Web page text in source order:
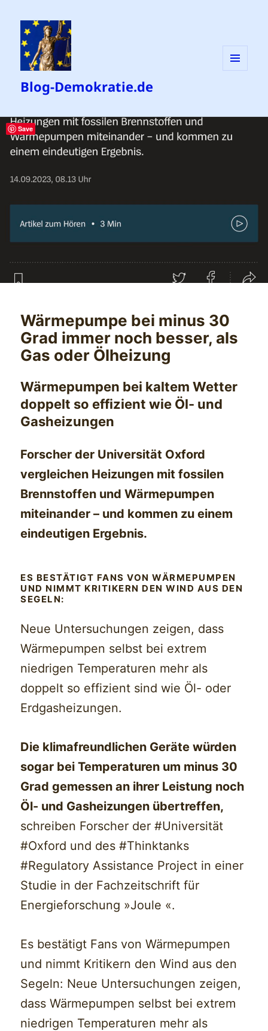
Blog-Demokratie.de
Wärmepumpe bei minus 30
Grad immer noch besser, als
Gas oder Ölheizung
Wärmepumpen bei kaltem Wetter
doppelt so effizient wie Öl- und
Gasheizungen
Forscher der Universität Oxford
vergleichen Heizungen mit fossilen
Brennstoffen und Wärmepumpen
miteinander – und kommen zu einem
eindeutigen Ergebnis.
ES BESTÄTIGT FANS VON WÄRMEPUMPEN
UND NIMMT KRITIKERN DEN WIND AUS DEN
SEGELN:
Neue Untersuchungen zeigen, dass
Wärmepumpen selbst bei extrem
niedrigen Temperaturen mehr als
doppelt so effizient sind wie Öl- oder
Erdgasheizungen.
Die klimafreundlichen Geräte würden
sogar bei Temperaturen um minus 30
Grad gemessen an ihrer Leistung noch
Öl- und Gasheizungen übertreffen,
schreiben Forscher der #Universität
#Oxford und des #Thinktanks
#Regulatory Assistance Project in einer
Studie in der Fachzeitschrift für
Energieforschung »Joule «.
Es bestätigt Fans von Wärmepumpen
und nimmt Kritikern den Wind aus den
Segeln: Neue Untersuchungen zeigen,
dass Wärmepumpen selbst bei extrem
niedrigen Temperaturen mehr als
Save